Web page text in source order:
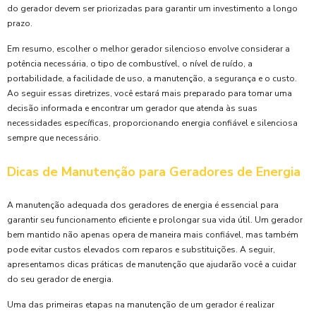
do gerador devem ser priorizadas para garantir um investimento a longo
prazo.
Em resumo, escolher o melhor gerador silencioso envolve considerar a
potência necessária, o tipo de combustível, o nível de ruído, a
portabilidade, a facilidade de uso, a manutenção, a segurança e o custo.
Ao seguir essas diretrizes, você estará mais preparado para tomar uma
decisão informada e encontrar um gerador que atenda às suas
necessidades específicas, proporcionando energia confiável e silenciosa
sempre que necessário.
Dicas de Manutenção para Geradores de Energia
A manutenção adequada dos geradores de energia é essencial para
garantir seu funcionamento eficiente e prolongar sua vida útil. Um gerador
bem mantido não apenas opera de maneira mais confiável, mas também
pode evitar custos elevados com reparos e substituições. A seguir,
apresentamos dicas práticas de manutenção que ajudarão você a cuidar
do seu gerador de energia.
Uma das primeiras etapas na manutenção de um gerador é realizar